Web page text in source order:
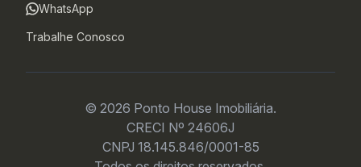
WhatsApp
Trabalhe Conosco
© 2026 Ponto House Imobiliária.
CRECI Nº 24606J
CNPJ 18.145.846/0001-85